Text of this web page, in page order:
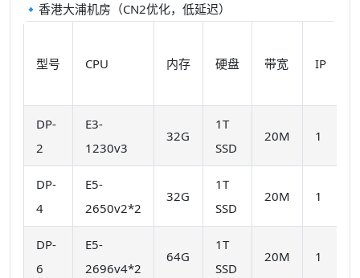
🔹香港大浦机房（CN2优化，低延迟）
型号 CPU 内存 硬盘 带宽 IP
DP-
2
E3-
1230v3
32G
1T
SSD
20M 1
DP-
4
E5-
2650v2*2
32G
1T
SSD
20M 1
DP-
6
E5-
2696v4*2
64G
1T
SSD
20M 1